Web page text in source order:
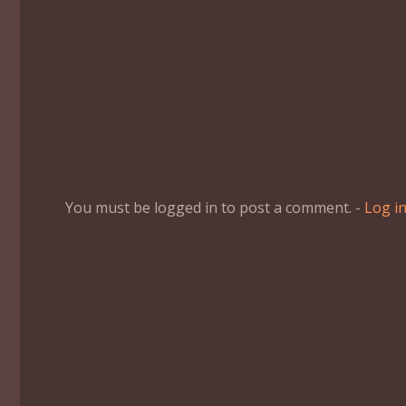
You must be logged in to post a comment. - Log in